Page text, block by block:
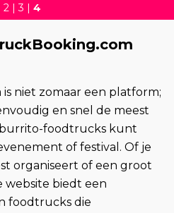
2|3 4
niet zomaar een platform;
en snel de meest
foodtrucks kunt
of festival. Of je
organiseert of een groot
website biedt een
foodtrucks die